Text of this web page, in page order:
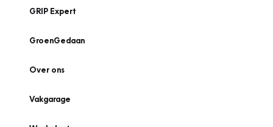
GRIP Expert
GroenGedaan
Over ons
Vakgarage